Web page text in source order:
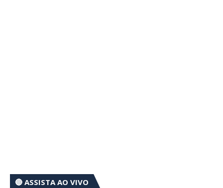
🔴 ASSISTA AO VIVO